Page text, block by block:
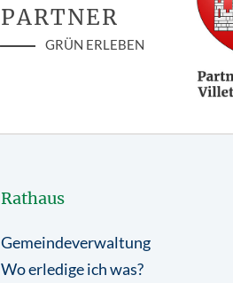
PARTNER
GRÜN ERLEBEN
Rathaus
Gemeindeverwaltung
Wo erledige ich was?